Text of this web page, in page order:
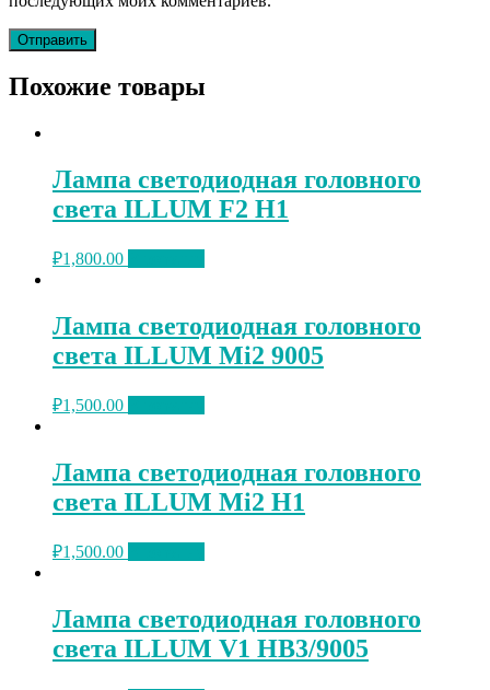
Похожие товары
Лампа светодиодная головного
света ILLUM F2 H1
₽1,800.00
Лампа светодиодная головного
света ILLUM Mi2 9005
₽1,500.00
Лампа светодиодная головного
света ILLUM Mi2 H1
₽1,500.00
Лампа светодиодная головного
света ILLUM V1 HB3/9005